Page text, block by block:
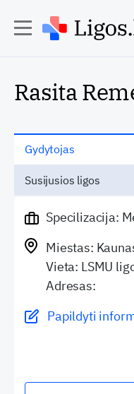
Rasita
Gydytojas
Susijusios ligos
Specilizacija:
Miestas:
Vieta: LSMU
Adresas:
Papildyti